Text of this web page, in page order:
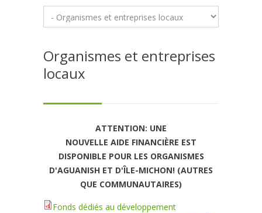
Organismes et entreprises
locaux
ATTENTION: UNE
NOUVELLE AIDE FINANCIÈRE EST
DISPONIBLE POUR LES ORGANISMES
D'AGUANISH ET D'ÎLE-MICHON! (AUTRES
QUE COMMUNAUTAIRES)
Fonds dédiés au développement